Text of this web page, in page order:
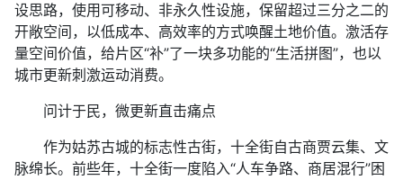
设思路，使用可移动、非永久性设施，保留超过三分之二的
开敞空间，以低成本、高效率的方式唤醒土地价值。激活存
量空间价值，给片区“补”了一块多功能的“生活拼图”，也以
城市更新刺激运动消费。
问计于民，微更新直击痛点
作为姑苏古城的标志性古街，十全街自古商贾云集、文
脉绵长。前些年，十全街一度陷入“人车争路、商居混行”困